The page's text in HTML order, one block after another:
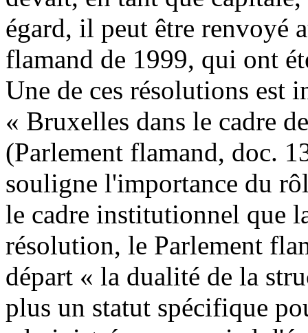
égard, il peut être renvoyé
flamand de 1999, qui ont
Une de ces résolutions est
« Bruxelles dans le cadre
(Parlement flamand, doc.
souligne l'importance du
le cadre institutionnel que
résolution, le Parlement
départ « la dualité de la
plus un statut spécifique